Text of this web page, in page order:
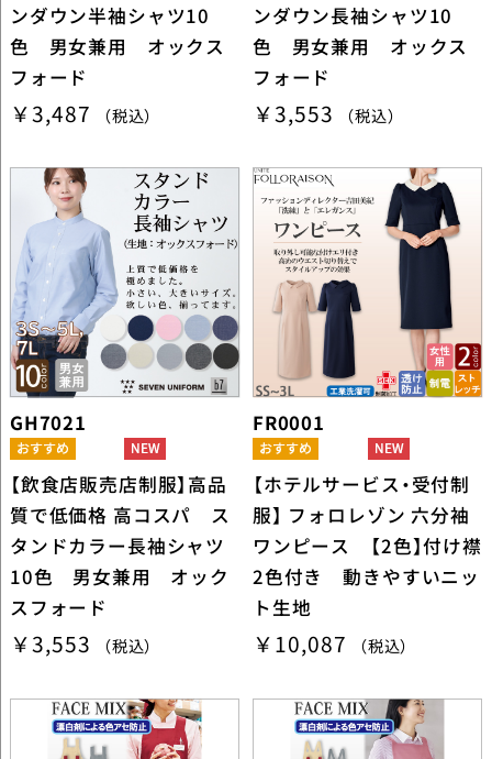
ンダウン半袖シャツ10
色 男女兼用 オックス
フォード
￥3,487 （税込）
ンダウン長袖シャツ10
色 男女兼用 オックス
フォード
￥3,553 （税込）
GH7021
【飲食店販売店制服】高品
質で低価格 高コスパ ス
タンドカラー長袖シャツ
10色 男女兼用 オック
スフォード
￥3,553 （税込）
FR0001
【ホテルサービス・受付制
服】 フォロレゾン 六分袖
ワンピース 【2色】付け襟
2色付き 動きやすいニッ
ト生地
￥10,087 （税込）